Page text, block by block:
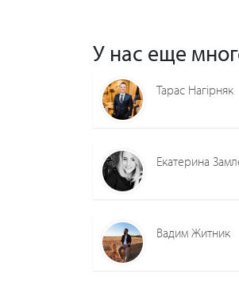
У нас еще
Тарас Нагірняк
Екатерина
Вадим Житник